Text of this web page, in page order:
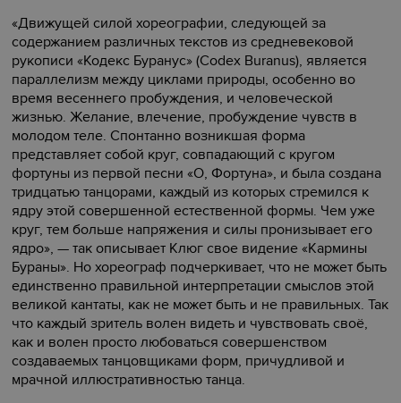
«Движущей силой хореографии, следующей за
содержанием различных текстов из средневековой
рукописи «Кодекс Буранус» (Codex Buranus), является
параллелизм между циклами природы, особенно во
время весеннего пробуждения, и человеческой
жизнью. Желание, влечение, пробуждение чувств в
молодом теле. Спонтанно возникшая форма
представляет собой круг, совпадающий с кругом
фортуны из первой песни «О, Фортуна», и была создана
тридцатью танцорами, каждый из которых стремился к
ядру этой совершенной естественной формы. Чем уже
круг, тем больше напряжения и силы пронизывает его
ядро», — так описывает Клюг свое видение «Кармины
Бураны». Но хореограф подчеркивает, что не может быть
единственно правильной интерпретации смыслов этой
великой кантаты, как не может быть и не правильных. Так
что каждый зритель волен видеть и чувствовать своё,
как и волен просто любоваться совершенством
создаваемых танцовщиками форм, причудливой и
мрачной иллюстративностью танца.